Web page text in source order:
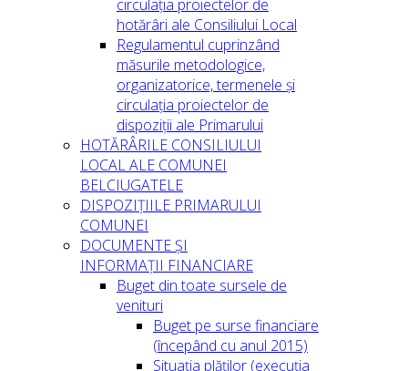
circulația proiectelor de
hotărâri ale Consiliului Local
Regulamentul cuprinzând
măsurile metodologice,
organizatorice, termenele și
circulația proiectelor de
dispoziții ale Primarului
HOTĂRÂRILE CONSILIULUI
LOCAL ALE COMUNEI
BELCIUGATELE
DISPOZIȚIILE PRIMARULUI
COMUNEI
DOCUMENTE ȘI
INFORMAȚII FINANCIARE
Buget din toate sursele de
venituri
Buget pe surse financiare
(începând cu anul 2015)
Situația plăților (execuția